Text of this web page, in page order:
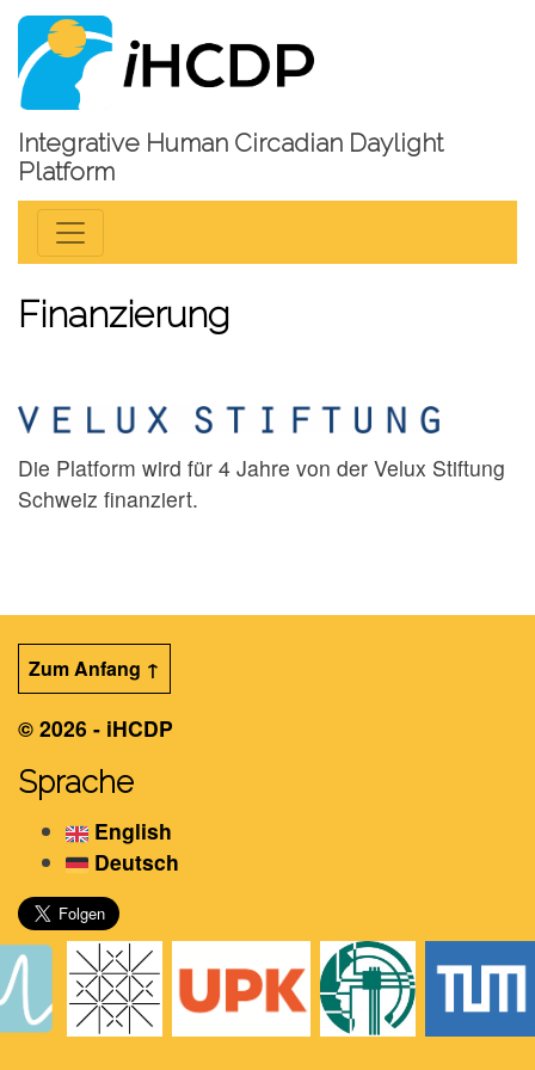
Integrative Human Circadian Daylight
Platform
Finanzierung
Die Platform wird für 4 Jahre von der Velux Stiftung
Schweiz finanziert.
Zum Anfang ↑
© 2026 - iHCDP
Sprache
English
Deutsch